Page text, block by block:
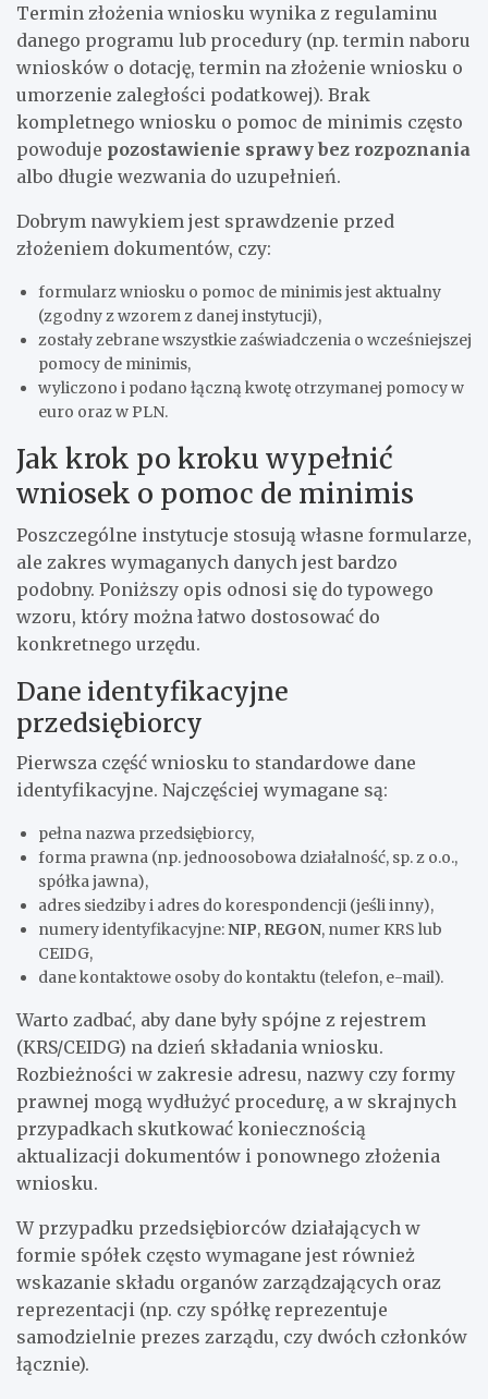
Termin złożenia wniosku wynika z regulaminu
danego programu lub procedury (np. termin naboru
wniosków o dotację, termin na złożenie wniosku o
umorzenie zaległości podatkowej). Brak
kompletnego wniosku o pomoc de minimis często
powoduje pozostawienie sprawy bez rozpoznania
albo długie wezwania do uzupełnień.
Dobrym nawykiem jest sprawdzenie przed
złożeniem dokumentów, czy:
formularz wniosku o pomoc de minimis jest aktualny
(zgodny z wzorem z danej instytucji),
zostały zebrane wszystkie zaświadczenia o wcześniejszej
pomocy de minimis,
wyliczono i podano łączną kwotę otrzymanej pomocy w
euro oraz w PLN.
Jak krok po kroku wypełnić
wniosek o pomoc de minimis
Poszczególne instytucje stosują własne formularze,
ale zakres wymaganych danych jest bardzo
podobny. Poniższy opis odnosi się do typowego
wzoru, który można łatwo dostosować do
konkretnego urzędu.
Dane identyfikacyjne
przedsiębiorcy
Pierwsza część wniosku to standardowe dane
identyfikacyjne. Najczęściej wymagane są:
pełna nazwa przedsiębiorcy,
forma prawna (np. jednoosobowa działalność, sp. z o.o.,
spółka jawna),
adres siedziby i adres do korespondencji (jeśli inny),
numery identyfikacyjne:NIP, REGON, numer KRS lub
CEIDG,
dane kontaktowe osoby do kontaktu (telefon, e-mail).
Warto zadbać, aby dane były spójne z rejestrem
(KRS/CEIDG) na dzień składania wniosku.
Rozbieżności w zakresie adresu, nazwy czy formy
prawnej mogą wydłużyć procedurę, a w skrajnych
przypadkach skutkować koniecznością
aktualizacji dokumentów i ponownego złożenia
wniosku.
W przypadku przedsiębiorców działających w
formie spółek często wymagane jest również
wskazanie składu organów zarządzających oraz
reprezentacji (np. czy spółkę reprezentuje
samodzielnie prezes zarządu, czy dwóch członków
łącznie).